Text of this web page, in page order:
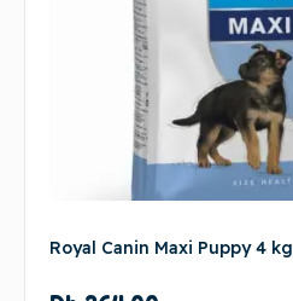
Royal Canin Maxi Puppy 4 kg